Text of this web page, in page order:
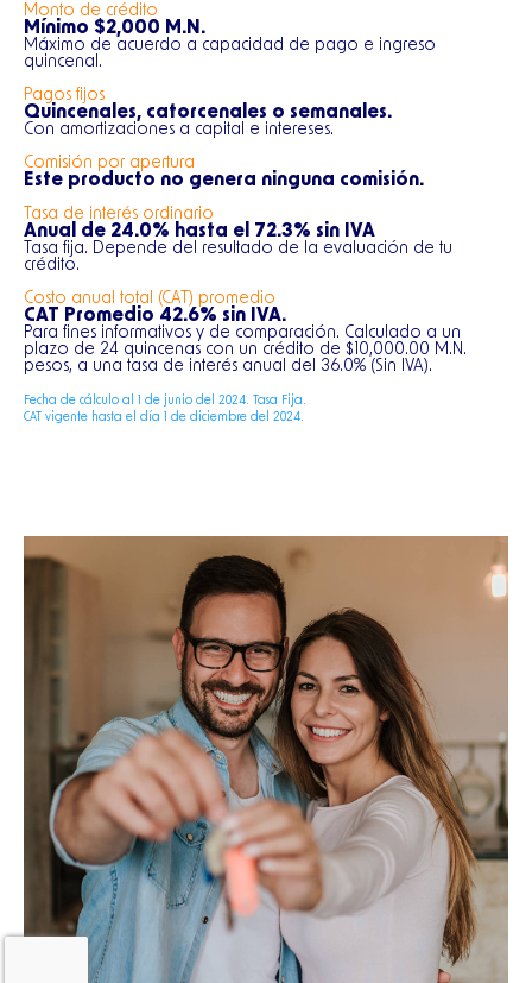
Monto de crédito
Mínimo $2,000 M.N.
Máximo de acuerdo a capacidad de pago e ingreso
quincenal.
Pagos fijos
Quincenales, catorcenales o semanales.
Con amortizaciones a capital e intereses.
Comisión por apertura
Este producto no genera ninguna comisión.
Tasa de interés ordinario
Anual de 24.0% hasta el 72.3% sin IVA
Tasa fija. Depende del resultado de la evaluación de tu
crédito.
Costo anual total (CAT) promedio
CAT Promedio 42.6% sin IVA.
Para fines informativos y de comparación. Calculado a un
plazo de 24 quincenas con un crédito de $10,000.00 M.N.
pesos, a una tasa de interés anual del 36.0% (Sin IVA).
Fecha de cálculo al 1 de junio del 2024. Tasa Fija.
CAT vigente hasta el día 1 de diciembre del 2024.